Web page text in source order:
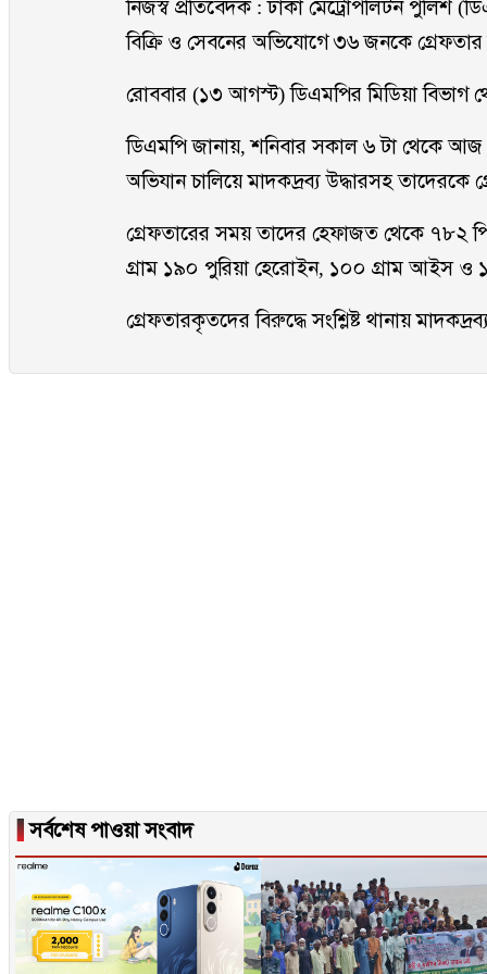
নিজস্ব প্রতিবেদক : ঢাকা মেট্রোপলিটন পুলিশ
বিক্রি ও সেবনের অভিযোগে ৩৬ জনকে
রোববার (১৩ আগস্ট) ডিএমপির মিডিয়া বিভাগ
ডিএমপি জানায়, শনিবার সকাল ৬ টা থেকে আজ
অভিযান চালিয়ে মাদকদ্রব্য উদ্ধারসহ তাদেরকে
গ্রেফতারের সময় তাদের হেফাজত থেকে ৭৮২
গ্রাম ১৯০ পুরিয়া হেরোইন, ১০০ গ্রাম আইস ও
গ্রেফতারকৃতদের বিরুদ্ধে সংশ্লিষ্ট থানায়
▐সর্বশেষ পাওয়া সংবাদ